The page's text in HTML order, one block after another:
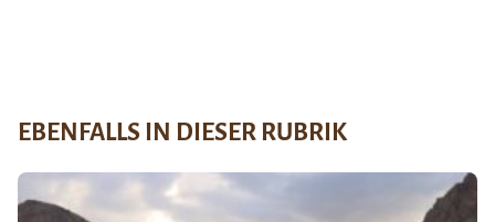
EBENFALLS IN DIESER RUBRIK